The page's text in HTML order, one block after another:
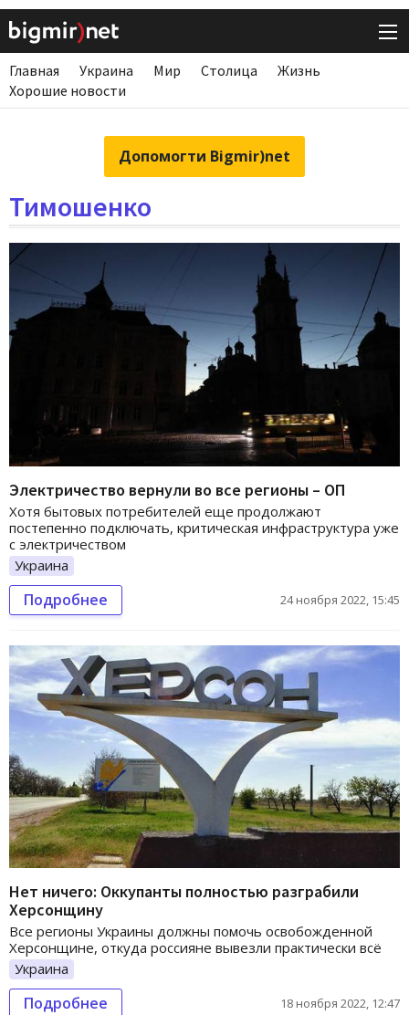
Главная Украина Мир Столица
Жизнь
Хорошие новости
Допомогти Bigmir)net
Тимошенко
Электричество вернули во все регионы – ОП
Хотя бытовых потребителей еще продолжают
постепенно подключать, критическая инфраструктура уже
с электричеством
Украина
Подробнее 24 ноября 2022, 15:45
Нет ничего: Оккупанты полностью разграбили
Херсонщину
Все регионы Украины должны помочь освобожденной
Херсонщине, откуда россияне вывезли практически всё
Украина
Подробнее 18 ноября 2022, 12:47